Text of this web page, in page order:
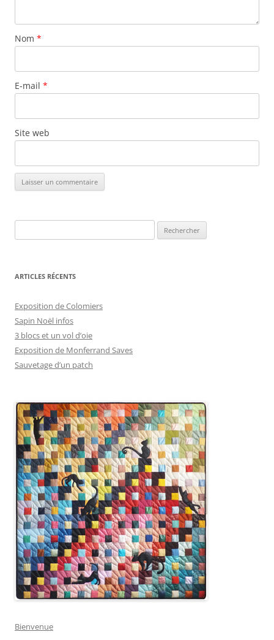
Nom *
E-mail *
Site web
ARTICLES RÉCENTS
Exposition de Colomiers
Sapin Noël infos
3 blocs et un vol d’oie
Exposition de Monferrand Saves
Sauvetage d’un patch
Bienvenue